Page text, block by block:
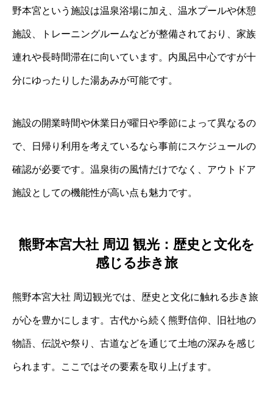
野本宮という施設は温泉浴場に加え、温水プールや休憩
施設、トレーニングルームなどが整備されており、家族
連れや長時間滞在に向いています。内風呂中心ですが十
分にゆったりした湯あみが可能です。
施設の開業時間や休業日が曜日や季節によって異なるの
で、日帰り利用を考えているなら事前にスケジュールの
確認が必要です。温泉街の風情だけでなく、アウトドア
施設としての機能性が高い点も魅力です。
熊野本宮大社 周辺 観光：歴史と文化を
感じる歩き旅
熊野本宮大社 周辺観光では、歴史と文化に触れる歩き旅
が心を豊かにします。古代から続く熊野信仰、旧社地の
物語、伝説や祭り、古道などを通じて土地の深みを感じ
られます。ここではその要素を取り上げます。